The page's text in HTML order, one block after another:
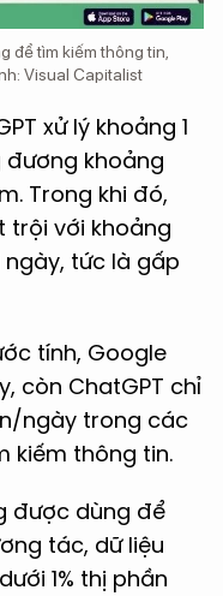
để tìm kiếm thông tin,
Visual Capitalist
xử lý khoảng 1
khoảng
Trong khi đó,
trội với khoảng
tức là gấp
tính, Google
còn ChatGPT chỉ
ngày trong các
kiếm thông tin.
được dùng để
tác, dữ liệu
1% thị phần